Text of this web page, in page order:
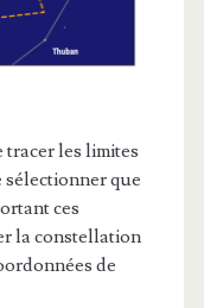
tracer les limites
que
ces
la constellation
de